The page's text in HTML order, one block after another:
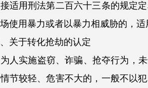
适用刑法第二百六十三条的规定
使用暴力或者以暴力相威胁的，
于转化抢劫的认定
实施盗窃、诈骗、抢夺行为，未
节较轻、危害不大的，一般不以